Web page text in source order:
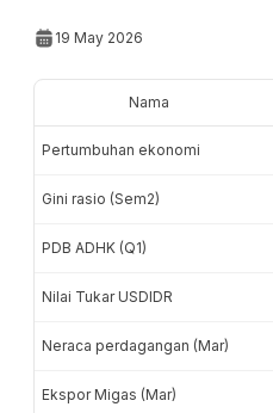
19 May 2026
Nama
Pertumbuhan ekonomi
Gini rasio (Sem2)
PDB ADHK (Q1)
Nilai Tukar USDIDR
Neraca perdagangan (Mar)
Ekspor Migas (Mar)